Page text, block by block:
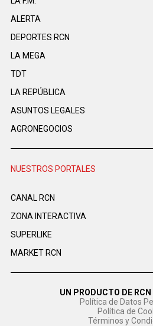
ALERTA
DEPORTES RCN
LA MEGA
TDT
LA REPÚBLICA
ASUNTOS LEGALES
AGRONEGOCIOS
NUESTROS PORTALES
CANAL RCN
ZONA INTERACTIVA
SUPERLIKE
MARKET RCN
UN PRODUCTO DE
Política de Datos
Política de
Términos y